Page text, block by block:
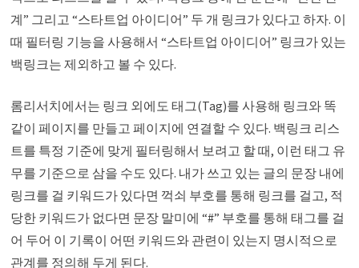
계” 그리고 “스타트업 아이디어” 두 개 링크가 있다고 하자. 이
때 필터링 기능을 사용해서 “스타트업 아이디어” 링크가 있는
백링크는 제외하고 볼 수 있다.
롬리서치에서는 링크 외에도 태그(Tag)를 사용해 링크와 똑
같이 페이지를 만들고 페이지에 연결할 수 있다. 백링크 리스
트를 특정 기준에 맞게 필터링해서 보려고 할 때, 이런 태그 유
무를 기준으로 삼을 수도 있다. 내가 쓰고 있는 글의 문장 내에
링크를 걸 키워드가 있다면 꺽쇠 부호를 통해 링크를 걸고, 적
당한 키워드가 없다면 문장 말미에 “#” 부호를 통해 태그를 걸
어 두어 이 기록이 어떤 키워드와 관련이 있는지 명시적으로
관계를 정의해 두게 된다.